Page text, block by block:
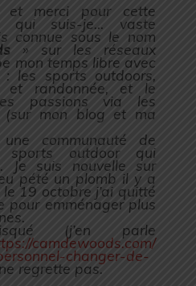
et merci pour cette
qui suis-je… vaste
connue sous le nom
» sur les réseaux
mon temps libre avec
les sports outdoors,
et randonnée, et le
passions via les
(sur mon blog et ma
communauté de
sports outdoor qui
Je suis nouvelle sur
pété un plomb il y a
19 octobre j’ai quitté
pour emménager plus
(j’en parle
camdewoods.com/
changer-de-
regrette pas.